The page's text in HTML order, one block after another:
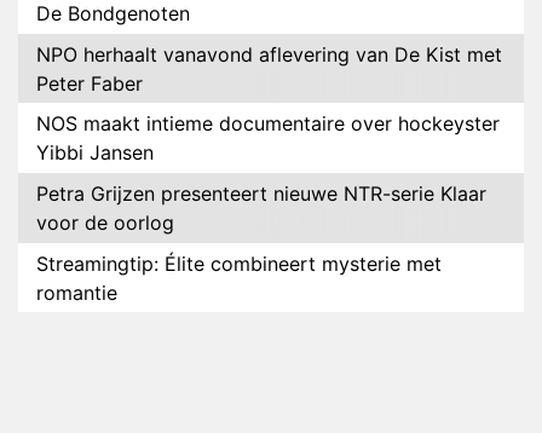
De Bondgenoten
NPO herhaalt vanavond aflevering van De Kist met
Peter Faber
NOS maakt intieme documentaire over hockeyster
Yibbi Jansen
Petra Grijzen presenteert nieuwe NTR-serie Klaar
voor de oorlog
Streamingtip: Élite combineert mysterie met
romantie